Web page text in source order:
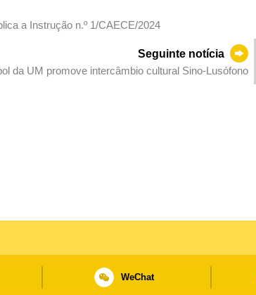
a Instrução n.º 1/CAECE/2024
Seguinte notícia
da UM promove intercâmbio cultural Sino-Lusófono
WeChat